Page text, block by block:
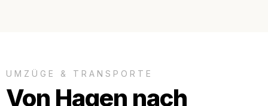
UMZÜGE & TRANSPORTE
Von Hagen nach